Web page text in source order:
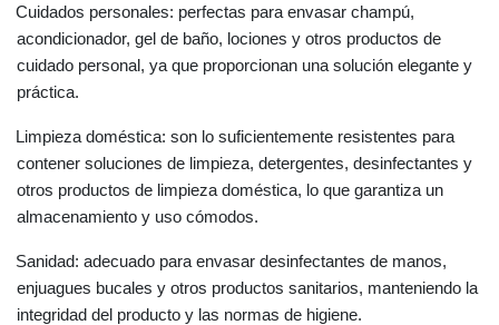
Cuidados personales: perfectas para envasar champú,
acondicionador, gel de baño, lociones y otros productos de
cuidado personal, ya que proporcionan una solución elegante y
práctica.
Limpieza doméstica: son lo suficientemente resistentes para
contener soluciones de limpieza, detergentes, desinfectantes y
otros productos de limpieza doméstica, lo que garantiza un
almacenamiento y uso cómodos.
Sanidad: adecuado para envasar desinfectantes de manos,
enjuagues bucales y otros productos sanitarios, manteniendo la
integridad del producto y las normas de higiene.